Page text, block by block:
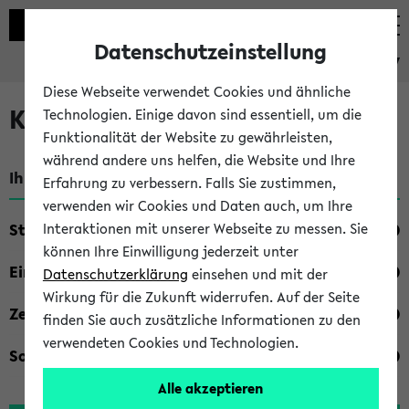
eKVV
Kombisuche im eKVV
Ihre Suchkriterien:
Studienfach
Einrichtung
Zeiten
Sonstiges
Datenschutzeinstellung
Diese Webseite verwendet Cookies und ähnliche
Technologien. Einige davon sind essentiell, um die
Funktionalität der Website zu gewährleisten,
während andere uns helfen, die Website und Ihre
Erfahrung zu verbessern. Falls Sie zustimmen,
verwenden wir Cookies und Daten auch, um Ihre
Interaktionen mit unserer Webseite zu messen. Sie
können Ihre Einwilligung jederzeit unter
Datenschutzerklärung einsehen und mit der
Wirkung für die Zukunft widerrufen. Auf der Seite
finden Sie auch zusätzliche Informationen zu den
verwendeten Cookies und Technologien.
Alle akzeptieren